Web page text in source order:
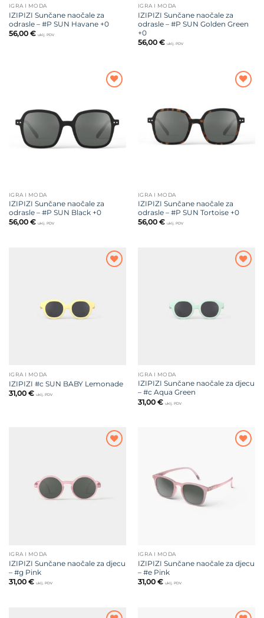
IGRA I MODA
IZIPIZI Sunčane naočale za
odrasle – #P SUN Havane +0
56,00 € uklj. PDV
IGRA I MODA
IZIPIZI Sunčane naočale za
odrasle – #P SUN Golden Green
+0
56,00 € uklj. PDV
želja
IGRA I MODA
IZIPIZI Sunčane naočale za
odrasle – #P SUN Black +0
56,00 € uklj. PDV
želja
IGRA I MODA
IZIPIZI Sunčane naočale za
odrasle – #P SUN Tortoise +0
56,00 € uklj. PDV
IGRA I MODA
IZIPIZI #c SUN BABY Lemonade
31,00 € uklj. PDV
IGRA I MODA
IZIPIZI Sunčane naočale za djecu
– #c Aqua Green
31,00 € uklj. PDV
IGRA I MODA
IZIPIZI Sunčane naočale za djecu
– #g Pink
31,00 € uklj. PDV
IGRA I MODA
IZIPIZI Sunčane naočale za djecu
– #e Pink
31,00 € uklj. PDV